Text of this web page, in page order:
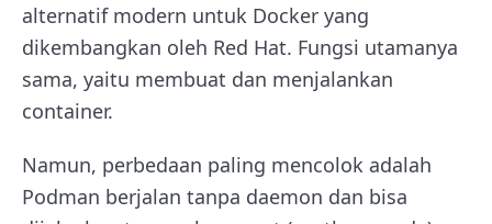
alternatif modern untuk Docker yang
dikembangkan oleh Red Hat. Fungsi utamanya
sama, yaitu membuat dan menjalankan
container.
Namun, perbedaan paling mencolok adalah
Podman berjalan tanpa daemon dan bisa